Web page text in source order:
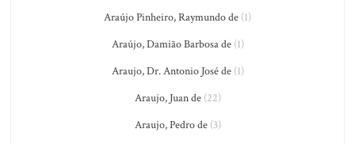
Araújo Pinheiro, Raymundo de (1)
Araújo, Damião Barbosa de(1)
Araujo, Dr. Antonio José de(1)
Araujo, Juan de(22)
Araujo, Pedro de(3)